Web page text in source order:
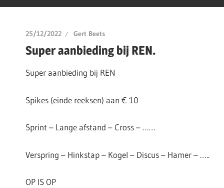
25/12/2022 Gert Beets
Super aanbieding bij REN.
Super aanbieding bij REN
Spikes (einde reeksen) aan € 10
Sprint – Lange afstand – Cross – ……
Verspring – Hinkstap – Kogel – Discus – Hamer – …..
OP IS OP